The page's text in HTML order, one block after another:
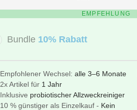
EMPFEHLUNG
Bundle 10% Rabatt
Empfohlener Wechsel: alle 3–6 Monate
2x Artikel für 1 Jahr
Inklusive probiotischer Allzweckreiniger
10 % günstiger als Einzelkauf - Kein